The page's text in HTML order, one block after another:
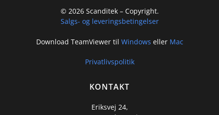
© 2026Scanditek – Copyright.
Salgs- og leveringsbetingelser
Download TeamViewer til Windows eller Mac
Privatlivspolitik
KONTAKT
Eriksvej 24,